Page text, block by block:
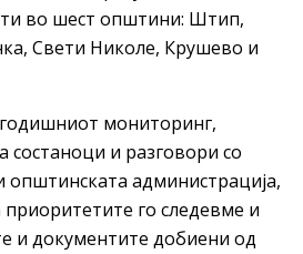
во шест општини: Штип,
Свети Николе, Крушево и
мониторинг,
состаноци и разговори со
општинската администрација,
го следевме и
и документите добиени од